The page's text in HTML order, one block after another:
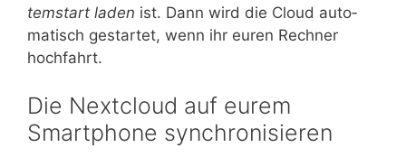
tem­start laden ist. Dann wird die Cloud auto­
ma­tisch gestar­tet, wenn ihr euren Rech­ner
hochfahrt.
Die Nextcloud auf eurem
Smartphone synchronisieren